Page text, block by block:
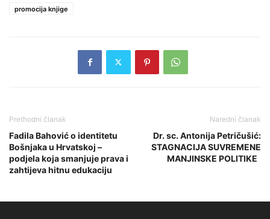
promocija knjige
Prethodni članak
Fadila Bahović o identitetu
Bošnjaka u Hrvatskoj –
podjela koja smanjuje prava i
zahtijeva hitnu edukaciju
Naredni članak
Dr. sc. Antonija Petričušić:
STAGNACIJA SUVREMENE
MANJINSKE POLITIKE